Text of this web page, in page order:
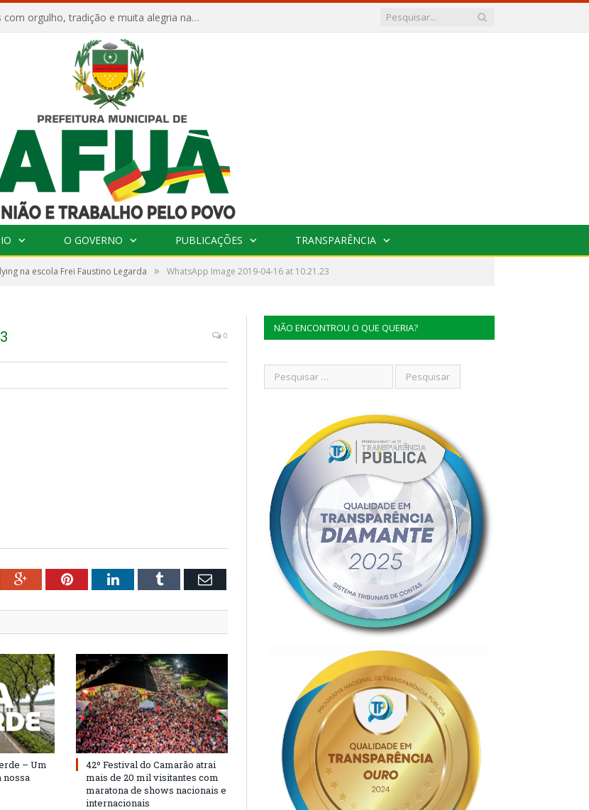
Afuá comemora 136 anos com orgulho, tradição e muita alegria na Quadra Dr. Nelson Salomão
O GOVERNO PUBLICAÇÕES TRANSPARÊNCIA
na escola Frei Faustino Legarda » WhatsApp Image 2019-04-16 at 10.21.23
0
Google+PinterestLinkedInTumblr Email
– Um
nossa
42º Festival do Camarão atrai
mais de 20 mil visitantes com
maratona de shows nacionais e
internacionais
NÃO ENCONTROU O QUE QUERIA?